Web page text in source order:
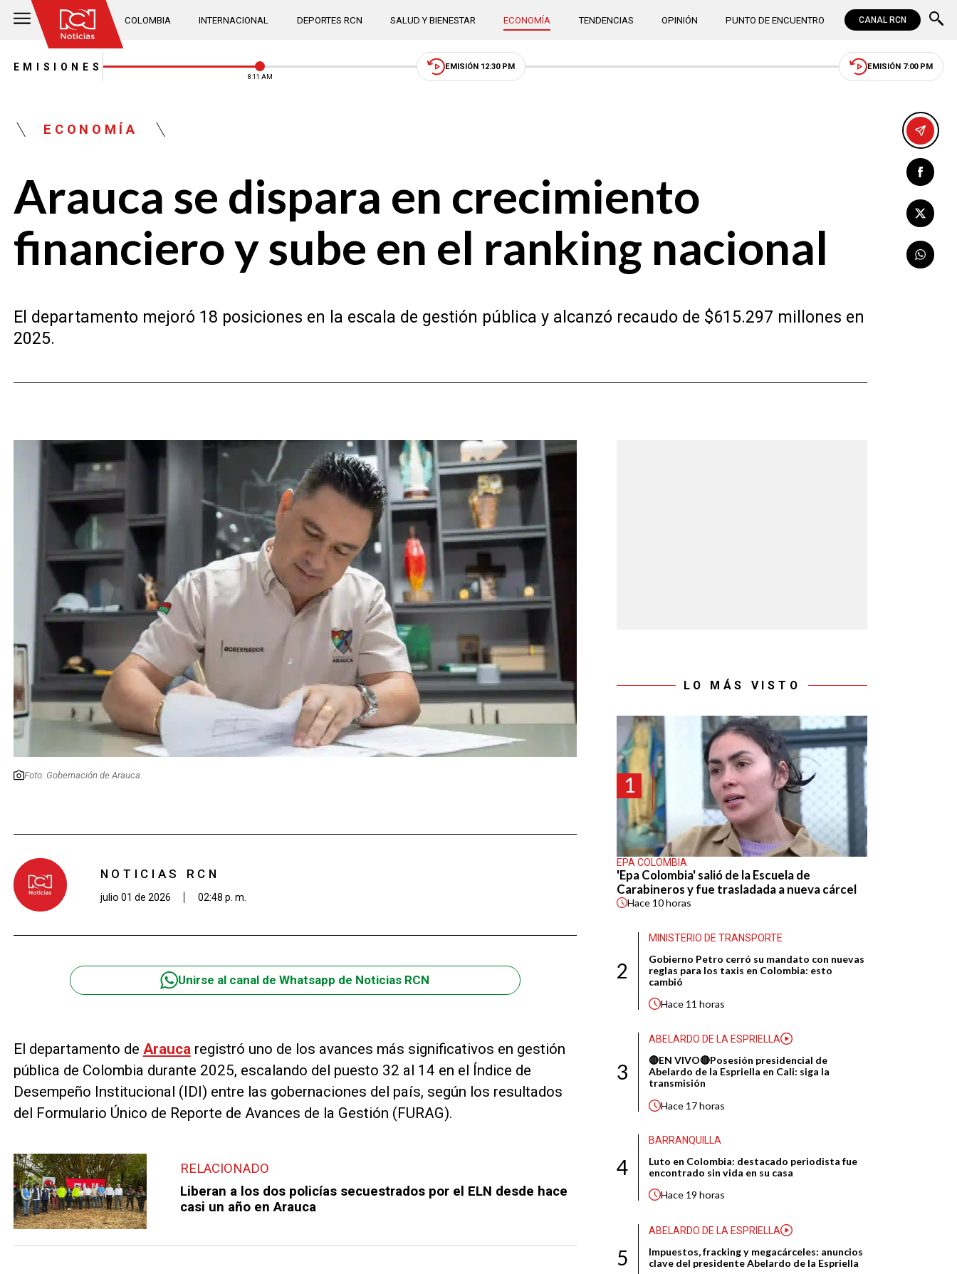
COLOMBIA INTERNACIONAL DEPORTES RCN SALUD Y BIENESTAR ECONOMÍA TENDENCIAS OPINIÓN PUNTO DE ENCUENTRO CANAL RCN
EMISIONES
8:11 AM
EMISIÓN 12:30 PM EMISIÓN 7:00 PM
ECONOMÍA
Arauca se dispara en crecimiento
financiero y sube en el ranking nacional
El departamento mejoró 18 posiciones en la escala de gestión pública y alcanzó recaudo de $615.297 millones en
2025.
Foto: Gobernación de Arauca.
NOTICIAS RCN
julio 01 de 2026 02:48 p. m.
Unirse al canal de Whatsapp de Noticias RCN
El departamento de Araucaregistró uno de los avances más significativos en gestión
pública de Colombia durante 2025, escalando del puesto 32 al 14 en el Índice de
Desempeño Institucional (IDI) entre las gobernaciones del país, según los resultados
del Formulario Único de Reporte de Avances de la Gestión (FURAG).
RELACIONADO
Liberan a los dos policías secuestrados por el ELN desde hace
casi un año en Arauca
LO MÁS VISTO
1
EPA COLOMBIA
'Epa Colombia' salió de la Escuela de
Carabineros y fue trasladada a nueva cárcel
Hace 10 horas
2
MINISTERIO DE TRANSPORTE
Gobierno Petro cerró su mandato con nuevas
reglas para los taxis en Colombia: esto
cambió
Hace 11 horas
3
ABELARDO DE LA ESPRIELLA
🔴EN VIVO🔴Posesión presidencial de
Abelardo de la Espriella en Cali: siga la
transmisión
Hace 17 horas
4
BARRANQUILLA
Luto en Colombia: destacado periodista fue
encontrado sin vida en su casa
Hace 19 horas
5
ABELARDO DE LA ESPRIELLA
Impuestos, fracking y megacárceles: anuncios
clave del presidente Abelardo de la Espriella